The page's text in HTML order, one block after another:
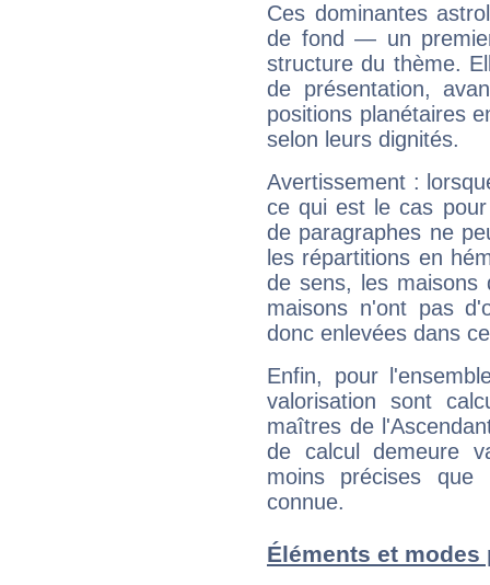
Ces dominantes
de fond — un
structure du thème.
de présentation,
positions planétaires
selon leurs dignités.
Avertissement :
ce qui est le cas
de paragraphes ne
les répartitions en
de sens, les maisons
maisons n'ont pas
donc enlevées dans
Enfin, pour
valorisation sont
maîtres de
de calcul demeure
moins précises que
connue.
Éléments et